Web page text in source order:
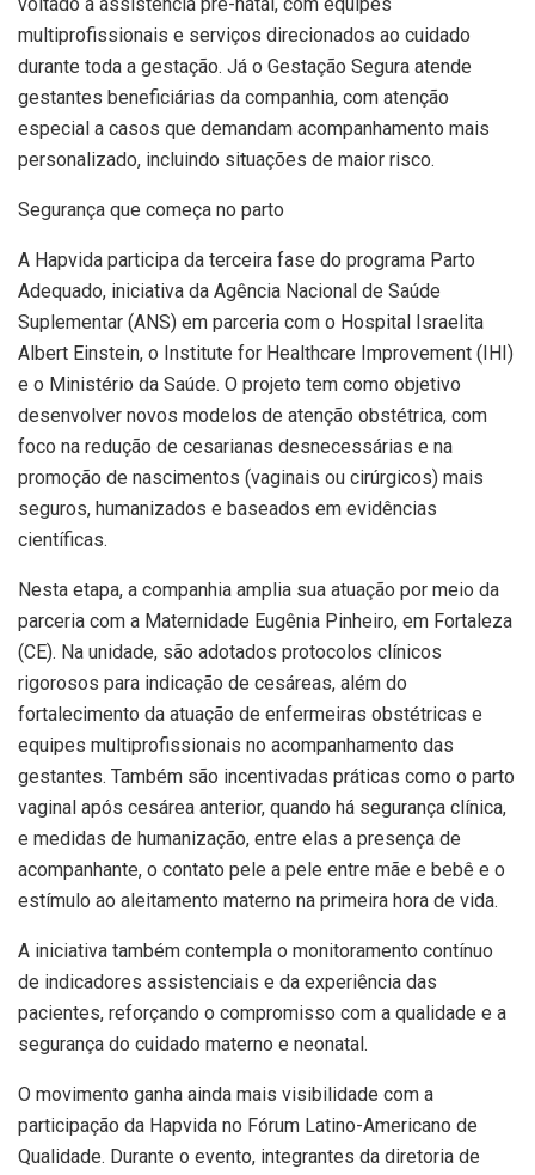
multiprofissionais e serviços direcionados ao cuidado
durante toda a gestação. Já o Gestação Segura atende
gestantes beneficiárias da companhia, com atenção
especial a casos que demandam acompanhamento mais
personalizado, incluindo situações de maior risco.
Segurança que começa no parto
A Hapvida participa da terceira fase do programa Parto
Adequado, iniciativa da Agência Nacional de Saúde
Suplementar (ANS) em parceria com o Hospital Israelita
Albert Einstein, o Institute for Healthcare Improvement (IHI)
e o Ministério da Saúde. O projeto tem como objetivo
desenvolver novos modelos de atenção obstétrica, com
foco na redução de cesarianas desnecessárias e na
promoção de nascimentos (vaginais ou cirúrgicos) mais
seguros, humanizados e baseados em evidências
científicas.
Nesta etapa, a companhia amplia sua atuação por meio da
parceria com a Maternidade Eugênia Pinheiro, em Fortaleza
(CE). Na unidade, são adotados protocolos clínicos
rigorosos para indicação de cesáreas, além do
fortalecimento da atuação de enfermeiras obstétricas e
equipes multiprofissionais no acompanhamento das
gestantes. Também são incentivadas práticas como o parto
vaginal após cesárea anterior, quando há segurança clínica,
e medidas de humanização, entre elas a presença de
acompanhante, o contato pele a pele entre mãe e bebê e o
estímulo ao aleitamento materno na primeira hora de vida.
A iniciativa também contempla o monitoramento contínuo
de indicadores assistenciais e da experiência das
pacientes, reforçando o compromisso com a qualidade e a
segurança do cuidado materno e neonatal.
O movimento ganha ainda mais visibilidade com a
participação da Hapvida no Fórum Latino-Americano de
Qualidade. Durante o evento, integrantes da diretoria de